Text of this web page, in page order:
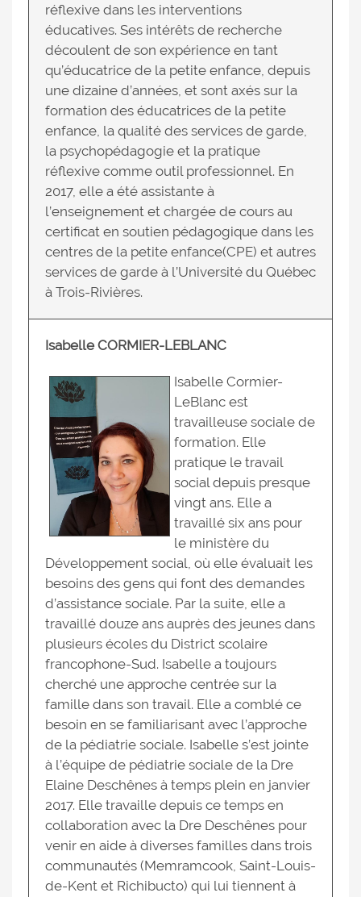
réflexive dans les interventions
éducatives. Ses intérêts de recherche
découlent de son expérience en tant
qu’éducatrice de la petite enfance, depuis
une dizaine d’années, et sont axés sur la
formation des éducatrices de la petite
enfance, la qualité des services de garde,
la psychopédagogie et la pratique
réflexive comme outil professionnel. En
2017, elle a été assistante à
l’enseignement et chargée de cours au
certificat en soutien pédagogique dans les
centres de la petite enfance(CPE) et autres
services de garde à l’Université du Québec
à Trois-Rivières.
Isabelle CORMIER-LEBLANC
Isabelle Cormier-
LeBlanc est
travailleuse sociale de
formation. Elle
pratique le travail
social depuis presque
vingt ans. Elle a
travaillé six ans pour
le ministère du
Développement social, où elle évaluait les
besoins des gens qui font des demandes
d’assistance sociale. Par la suite, elle a
travaillé douze ans auprès des jeunes dans
plusieurs écoles du District scolaire
francophone-Sud. Isabelle a toujours
cherché une approche centrée sur la
famille dans son travail. Elle a comblé ce
besoin en se familiarisant avec l’approche
de la pédiatrie sociale. Isabelle s’est jointe
à l’équipe de pédiatrie sociale de la Dre
Elaine Deschênes à temps plein en janvier
2017. Elle travaille depuis ce temps en
collaboration avec la Dre Deschênes pour
venir en aide à diverses familles dans trois
communautés (Memramcook, Saint-Louis-
de-Kent et Richibucto) qui lui tiennent à